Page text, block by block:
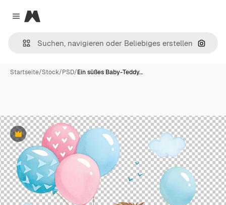
Close menu
Magnific
Nach
Startseite/Stock/PSD/Ein süßes Baby-Teddy…
Premium